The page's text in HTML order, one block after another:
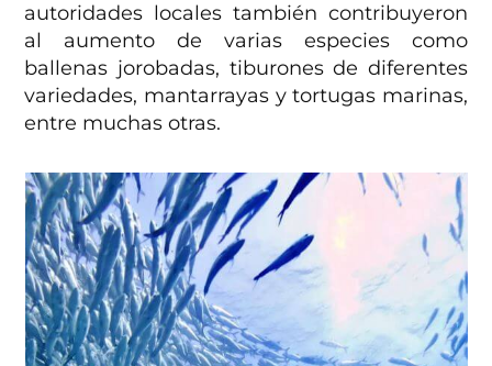
autoridades locales también contribuyeron
al aumento de varias especies como
ballenas jorobadas, tiburones de diferentes
variedades, mantarrayas y tortugas marinas,
entre muchas otras.